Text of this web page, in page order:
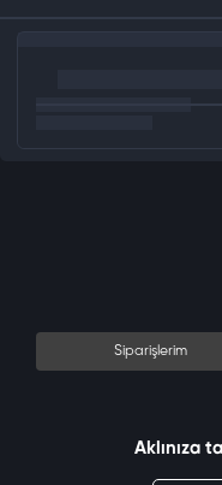
Survival 49999 Frost Star
Dijital ürünler kargo
Teslim edilen dijital
uyarınca ürün iadesi
Siparişlerim
Aklınıza